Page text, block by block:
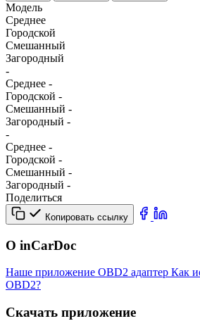
Модель
Среднее
Городской
Смешанный
Загородный
-
Среднее -
Городской -
Смешанный -
Загородный -
-
Среднее -
Городской -
Смешанный -
Загородный -
Поделиться
Копировать ссылку
О inCarDoc
Наше приложение OBD2 адаптер Как
OBD2?
Скачать приложение